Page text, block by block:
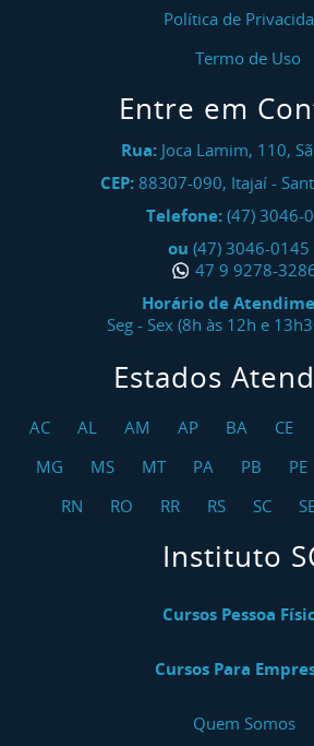
Política de
Termo de Uso
Entre em
Rua: Joca Lamim, 110,
CEP: 88307-090, Itajaí-
Telefone: (47) 3046-
ou (47) 3046-0145
47 9 9278-
Horário de
Seg - Sex (8h às 12h e
Estados
AC AL AM AP BA CE
MG
MS MT PA PB PE
RN
RO RR RS SC
Instituto
Cursos Pessoa
Cursos Para
Quem Somos